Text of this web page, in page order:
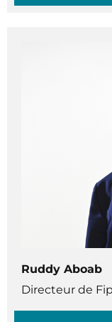
Ruddy Aboab
Directeur de Fip